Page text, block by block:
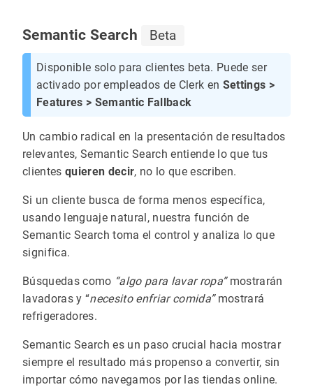
Semantic Search Beta
Disponible solo para clientes beta. Puede ser
activado por empleados de Clerk en Settings >
Features > Semantic Fallback
Un cambio radical en la presentación de resultados
relevantes, Semantic Search entiende lo que tus
clientes quieren decir, no lo que escriben.
Si un cliente busca de forma menos específica,
usando lenguaje natural, nuestra función de
Semantic Search toma el control y analiza lo que
significa.
Búsquedas como “algo para lavar ropa”mostrarán
lavadoras y “necesito enfriar comida”mostrará
refrigeradores.
Semantic Search es un paso crucial hacia mostrar
siempre el resultado más propenso a convertir, sin
importar cómo navegamos por las tiendas online.